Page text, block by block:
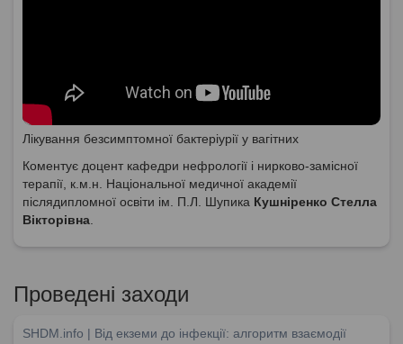
Лікування безсимптомної бактеріурії у вагітних
Коментує доцент кафедри нефрології і нирково-замісної
терапії, к.м.н. Національної медичної академії
післядипломної освіти ім. П.Л. Шупика Кушніренко Стелла
Вікторівна
Проведені заходи
SHDM.info | Від екземи до інфекції: алгоритм взаємодії